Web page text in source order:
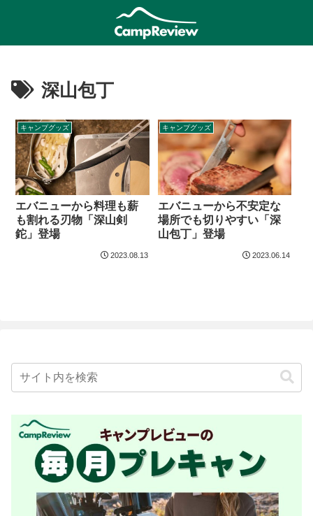
深山包丁
キャンプグッズ
エバニューから料理も薪
も割れる刃物「深山剣
鉈」登場
2023.08.13
キャンプグッズ
エバニューから不安定な
場所でも切りやすい「深
山包丁」登場
2023.06.14